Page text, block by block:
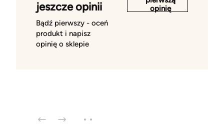
jeszcze opinii
Bądź pierwszy - oceń
produkt i napisz
opinię o sklepie
opinię